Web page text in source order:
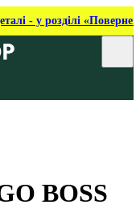
- у розділі
BOSS